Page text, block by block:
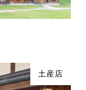
土産店